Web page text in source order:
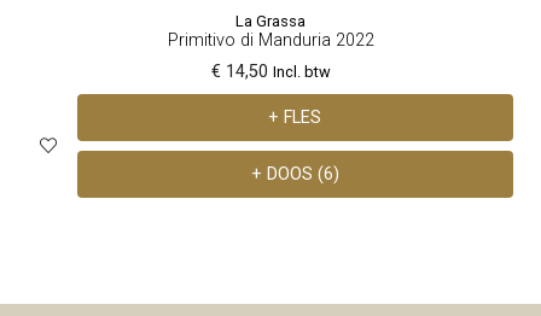
La Grassa
Primitivo di Manduria 2022
€ 14,50 Incl. btw
+ FLES
+ DOOS (6)